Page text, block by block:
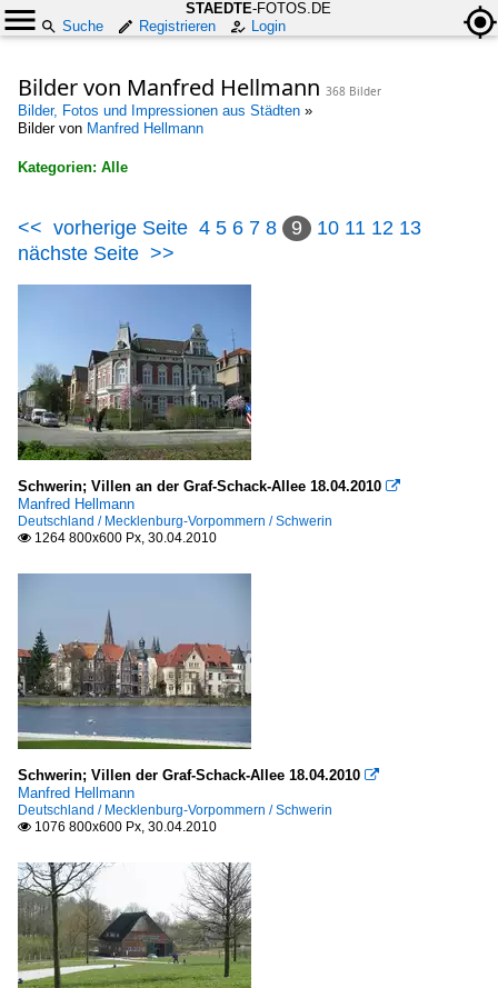
STAEDTE-FOTOS.DE
Suche
Registrieren Login
Bilder von Manfred Hellmann 368 Bilder
Bilder, Fotos und Impressionen aus Städten »
Bilder von Manfred Hellmann
Kategorien: Alle
Alle Kategorien
Bauten für den Konsum
Deutschland
Bauten für die Bildung
Deutschland
Bauten zur Energiegewinnung
Sonstige Kraftwerke
Deutschland
Hotels
Deutschland
Deutschland
Mühlen
Deutschland
<< vorherige Seite 4 5 6 7 8 9 10 11 12 13
nächste Seite >>
Schwerin; Villen an der Graf-Schack-Allee 18.04.2010 
Manfred Hellmann
Deutschland / Mecklenburg-Vorpommern / Schwerin
 1264 800x600 Px, 30.04.2010
Schwerin; Villen der Graf-Schack-Allee 18.04.2010 
Manfred Hellmann
Deutschland / Mecklenburg-Vorpommern / Schwerin
 1076 800x600 Px, 30.04.2010